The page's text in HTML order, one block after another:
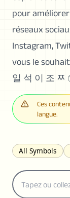
pour
réseaux
Instagram,
vous le
일 석 이 조 ﾹ
Ces
langue.
All Symbols
℉ Units